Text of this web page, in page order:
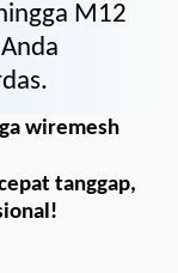
M12
wiremesh
tanggap,